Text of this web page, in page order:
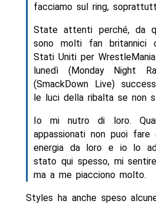
facciamo sul ring,
State attenti perché, da
sono molti fan britannici
Stati Uniti per
lunedì (Monday Night
(SmackDown Live)
le luci della ribalta se non
Io mi nutro di loro.
appassionati non puoi
energia da loro e io lo
stato qui spesso, mi
ma a me piacciono molto.
Styles ha anche speso